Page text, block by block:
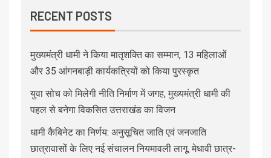
RECENT POSTS
मुख्यमंत्री धामी ने किया मातृशक्ति का सम्मान, 13 महिलाओं
और 35 आंगनबाड़ी कार्यकत्रियों को किया पुरस्कृत
युवा सोच को मिलेगी नीति निर्माण में जगह, मुख्यमंत्री धामी की
पहल से बनेगा विकसित उत्तराखंड का विजन
धामी कैबिनेट का निर्णय: अनुसूचित जाति एवं जनजाति
छात्रावासों के लिए नई संचालन नियमावली लागू, मेधावी छात्र-